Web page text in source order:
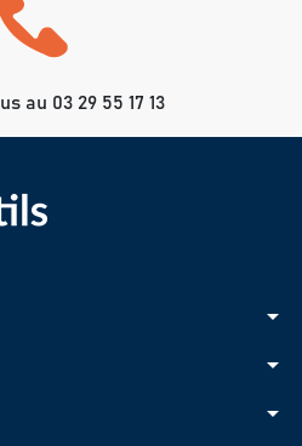
au 03 29 55 17 13
arrow_drop_down
arrow_drop_down
arrow_drop_down